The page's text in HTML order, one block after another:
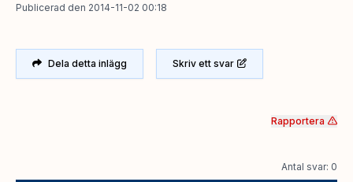
Publicerad den 2014-11-02 00:18
Dela detta inlägg Skriv ett svar
Rapportera
Antal svar: 0